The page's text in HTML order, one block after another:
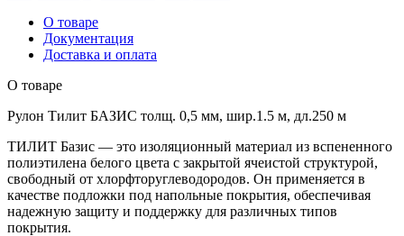
О товаре
Документация
Доставка и оплата
О товаре
Рулон Тилит БАЗИС толщ. 0,5 мм, шир.1.5 м, дл.250 м
ТИЛИТ Базис — это изоляционный материал из вспененного
полиэтилена белого цвета с закрытой ячеистой структурой,
свободный от хлорфторуглеводородов. Он применяется в
качестве подложки под напольные покрытия, обеспечивая
надежную защиту и поддержку для различных типов
покрытия.